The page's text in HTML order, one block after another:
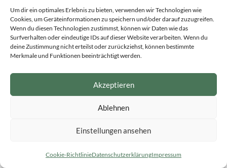
Um dir ein optimales Erlebnis zu bieten, verwenden wir Technologien wie
Cookies, um Geräteinformationen zu speichern und/oder darauf zuzugreifen.
Wenn du diesen Technologien zustimmst, können wir Daten wie das
Surfverhalten oder eindeutige IDs auf dieser Website verarbeiten. Wenn du
deine Zustimmung nicht erteilst oder zurückziehst, können bestimmte
Merkmale und Funktionen beeinträchtigt werden.
Akzeptieren
Ablehnen
Einstellungen ansehen
Cookie-RichtlinieDatenschutzerklärungImpressum
Australienweit suchen, ab 89 $
gutes Preis-Leistungs-Verhältnis für
Housesitter*
große Auswahl speziell für Australien
Hosts zahlen einmalig 49 $, dadurch viele